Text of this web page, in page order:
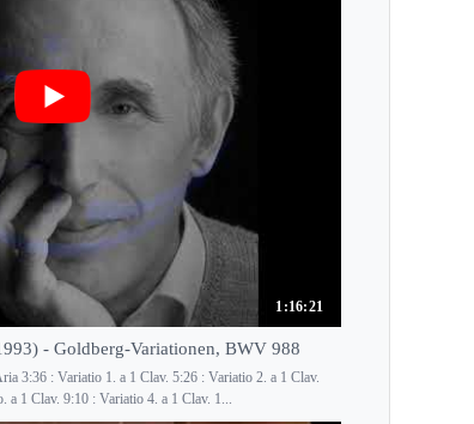
1:16:21
- Goldberg-Variationen, BWV 988
3:36 : Variatio 1. a 1 Clav. 5:26 : Variatio 2. a 1 Clav.
a 1 Clav. 9:10 : Variatio 4. a 1 Clav. 1...